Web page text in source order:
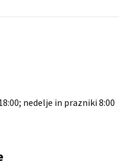
nedelje in prazniki 8:00